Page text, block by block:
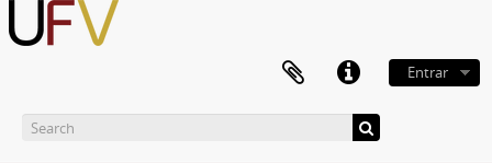
Entrar